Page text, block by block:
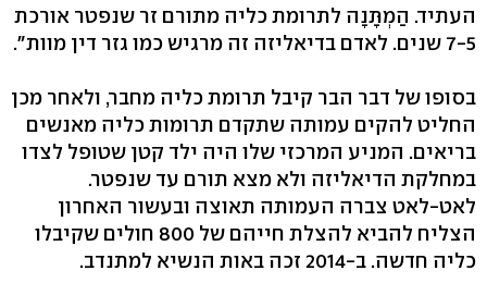
העתיד. הַמְתָּנָה לתרומת כליה מתורם זר שנפטר אורכת
7-5 שנים. לאדם בדיאליזה זה מרגיש כמו גזר דין מוות".
בסופו של דבר הבר קיבל תרומת כליה מחבר, ולאחר מכן
החליט להקים עמותה שתקדם תרומות כליה מאנשים
בריאים. המניע המרכזי שלו היה ילד קטן שטופל לצדו
במחלקת הדיאליזה ולא מצא תורם עד שנפטר.
לאט-לאט צברה העמותה תאוצה ובעשור האחרון
הצליח להביא להצלת חייהם של 800 חולים שקיבלו
כליה חדשה. ב-2014 זכה באות הנשיא למתנדב.